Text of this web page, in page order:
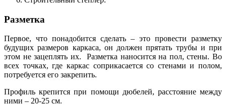
Разметка
Первое, что понадобится сделать – это провести разметку
будущих размеров каркаса, он должен прятать трубы и при
этом не зацеплять их. Разметка наносится на пол, стены. Во
всех точках, где каркас соприкасается со стенами и полом,
потребуется его закрепить.
Профиль крепится при помощи дюбелей, расстояние между
ними – 20-25 см.